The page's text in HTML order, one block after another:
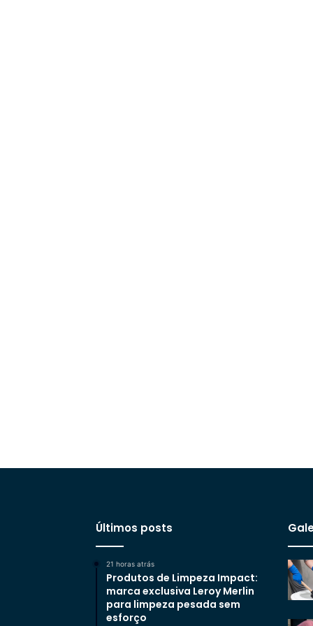
Últimos posts
21 horas atrás
Produtos de Limpeza Impact:
marca exclusiva Leroy Merlin
para limpeza pesada sem
esforço